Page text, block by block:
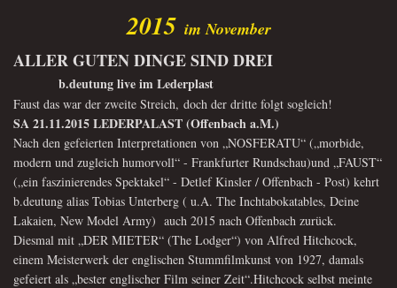
2015 im November
ALLER GUTEN DINGE SIND DREI
b.deutung live im Lederplast
Faust das war der zweite Streich, doch der dritte folgt sogleich!
SA 21.11.2015 LEDERPALAST (Offenbach a.M.)
Nach den gefeierten Interpretationen von „NOSFERATU“ („morbide,
modern und zugleich humorvoll“ - Frankfurter Rundschau)und „FAUST“
(„ein faszinierendes Spektakel“ - Detlef Kinsler / Offenbach - Post) kehrt
b.deutung alias Tobias Unterberg ( u.A. The Inchtabokatables, Deine
Lakaien, New Model Army) auch 2015 nach Offenbach zurück.
Diesmal mit „DER MIETER“ (The Lodger“) von Alfred Hitchcock,
einem Meisterwerk der englischen Stummfilmkunst von 1927, damals
gefeiert als „bester englischer Film seiner Zeit“.Hitchcock selbst meinte